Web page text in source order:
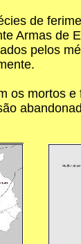
de
Armas de
pelos
mortos